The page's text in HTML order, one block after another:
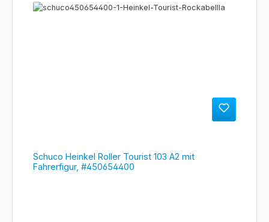
Schuco Heinkel Roller Tourist 103 A2 mit
Fahrerfigur, #450654400